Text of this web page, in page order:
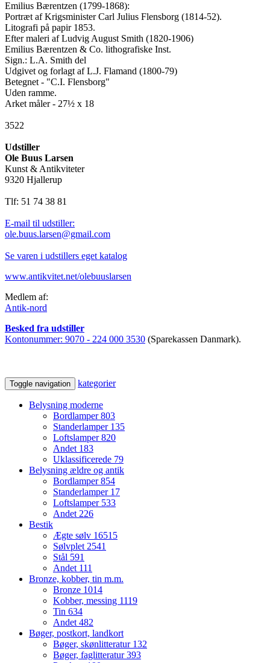
Emilius Bærentzen (1799-1868):
Portræt af Krigsminister Carl Julius Flensborg (1814-52).
Litografi på papir 1853.
Efter maleri af Ludvig August Smith (1820-1906)
Emilius Bærentzen & Co. lithografiske Inst.
Sign.: L.A. Smith del
Udgivet og forlagt af L.J. Flamand (1800-79)
Betegnet - "C.I. Flensborg"
Uden ramme.
Arket måler - 27½ x 18
3522
Udstiller
Ole Buus Larsen
Kunst & Antikviteter
9320 Hjallerup
Tlf: 51 74 38 81
E-mail til udstiller:
ole.buus.larsen@gmail.com
Se varen i udstillers eget katalog
www.antikvitet.net/olebuuslarsen
Medlem af:
Antik-nord
Besked fra udstiller
Kontonummer: 9070 - 224 000 3530 (Sparekassen Danmark).
Toggle navigation kategorier
Belysning moderne
Bordlamper803
Standerlamper 135
Loftslamper820
Andet 183
Uklassificerede 79
Belysning ældre og antik
Bordlamper854
Standerlamper 17
Loftslamper 533
Andet226
Bestik
Ægte sølv 16515
Sølvplet2541
Stål 591
Andet 111
Bronze, kobber, tin m.m.
Bronze 1014
Kobber, messing 1119
Tin 634
Andet482
Bøger, postkort, landkort
Bøger, skønlitteratur 132
Bøger, faglitteratur393